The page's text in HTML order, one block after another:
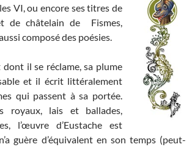
VI, ou encore ses titres de
de châtelain de
Fismes,
composé des poésies.
dont il se réclame, sa plume
et il écrit littéralement
qui passent à sa portée.
royaux, lais et ballades,
l’œuvre d’Eustache est
guère d’équivalent en son temps (peut-